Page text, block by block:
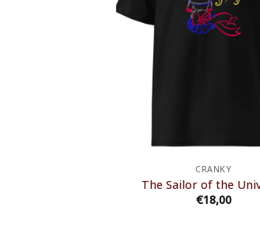
CRANKY
The Sailor of the
€18,00